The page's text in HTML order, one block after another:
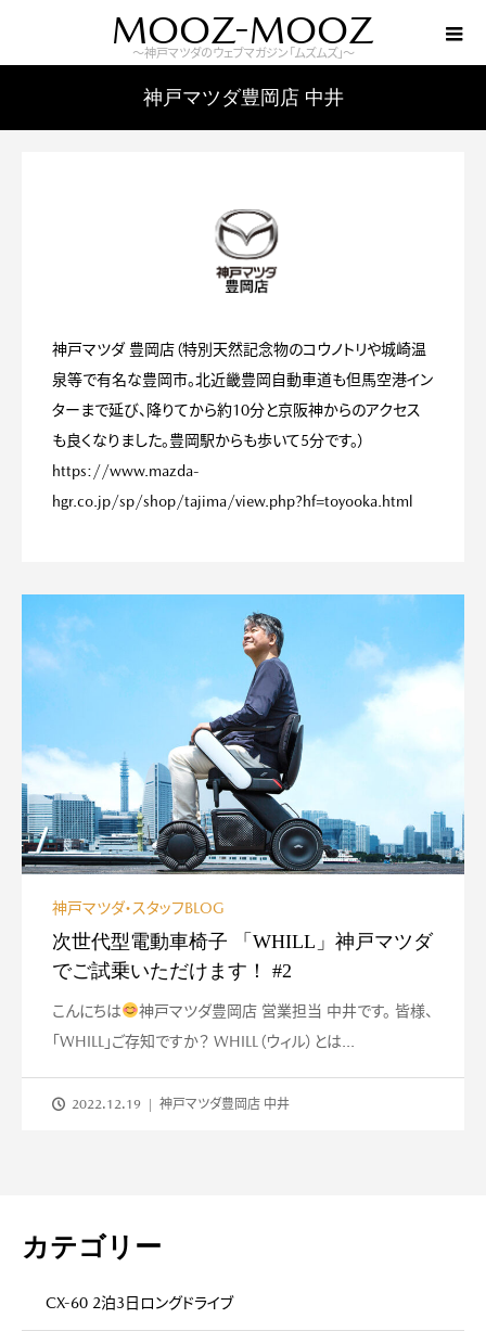
MOOZ-MOOZ
～神戸マツダのウェブマガジン「ムズムズ」～
神戸マツダ豊岡店 中井
神戸マツダ 豊岡店（特別天然記念物のコウノトリや城崎温
泉等で有名な豊岡市。北近畿豊岡自動車道も但馬空港イン
ターまで延び、降りてから約10分と京阪神からのアクセス
も良くなりました。豊岡駅からも歩いて5分です。）
https://www.mazda-
hgr.co.jp/sp/shop/tajima/view.php?hf=toyooka.html
神戸マツダ・スタッフBLOG
次世代型電動車椅子 「WHILL」神戸マツダ
でご試乗いただけます！ #2
こんにちは
神戸マツダ豊岡店 営業担当 中井です。 皆様、
「WHILL」ご存知ですか？ WHILL（ウィル）とは...
2022.12.19 神戸マツダ豊岡店 中井
カテゴリー
CX-60 2泊3日ロングドライブ